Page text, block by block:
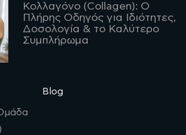
Κολλαγόνο (Collagen): Ο
Πλήρης Οδηγός για Ιδιότητες,
Δοσολογία & το Καλύτερο
Συμπλήρωμα
Blog